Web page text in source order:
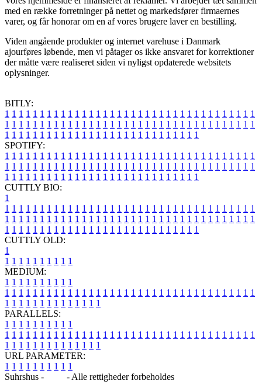
med en række forretninger på nettet og markedsfører firmaernes
varer, og får honorar om en af vores brugere laver en bestilling.
Viden angående produkter og internet varehuse i Danmark
ajourføres løbende, men vi påtager os ikke ansvaret for korrektioner
der måtte være realiseret siden vi nyligst opdaterede websitets
oplysninger.
BITLY:
1 1 1 1 1 1 1 1 1 1 1 1 1 1 1 1 1 1 1 1 1 1 1 1 1 1 1 1 1 1 1 1 1 1 1 1
1 1 1 1 1 1 1 1 1 1 1 1 1 1 1 1 1 1 1 1 1 1 1 1 1 1 1 1 1 1 1 1 1 1 1 1
1 1 1 1 1 1 1 1 1 1 1 1 1 1 1 1 1 1 1 1 1 1 1 1 1 1 1 1
SPOTIFY:
1 1 1 1 1 1 1 1 1 1 1 1 1 1 1 1 1 1 1 1 1 1 1 1 1 1 1 1 1 1 1 1 1 1 1 1
1 1 1 1 1 1 1 1 1 1 1 1 1 1 1 1 1 1 1 1 1 1 1 1 1 1 1 1 1 1 1 1 1 1 1 1
1 1 1 1 1 1 1 1 1 1 1 1 1 1 1 1 1 1 1 1 1 1 1 1 1 1 1 1
CUTTLY BIO:
1
1 1 1 1 1 1 1 1 1 1 1 1 1 1 1 1 1 1 1 1 1 1 1 1 1 1 1 1 1 1 1 1 1 1 1 1
1 1 1 1 1 1 1 1 1 1 1 1 1 1 1 1 1 1 1 1 1 1 1 1 1 1 1 1 1 1 1 1 1 1 1 1
1 1 1 1 1 1 1 1 1 1 1 1 1 1 1 1 1 1 1 1 1 1 1 1 1 1 1 1
CUTTLY OLD:
1
1 1 1 1 1 1 1 1 1 1
MEDIUM:
1 1 1 1 1 1 1 1 1 1
1 1 1 1 1 1 1 1 1 1 1 1 1 1 1 1 1 1 1 1 1 1 1 1 1 1 1 1 1 1 1 1 1 1 1 1
1 1 1 1 1 1 1 1 1 1 1 1 1 1
PARALLELS:
1 1 1 1 1 1 1 1 1 1
1 1 1 1 1 1 1 1 1 1 1 1 1 1 1 1 1 1 1 1 1 1 1 1 1 1 1 1 1 1 1 1 1 1 1 1
1 1 1 1 1 1 1 1 1 1 1 1 1 1
URL PARAMETER:
1 1 1 1 1 1 1 1 1 1
Suhrshus -
- Alle rettigheder forbeholdes